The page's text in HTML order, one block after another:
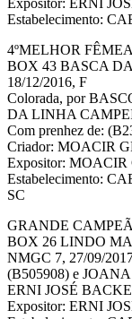
Expositor: ERNI
Estabelecimento:
4ºMELHOR FÊMEA
BOX 43 BASCA
18/12/2016, F
Colorada, por
DA LINHA
Com prenhez de:
Criador: MOACIR
Expositor: MOACIR
Estabelecimento:
SC
GRANDE
BOX 26 LINDO
NMGC 7, 27/09/
(B505908) e
ERNI JOSÉ
Expositor: ERNI